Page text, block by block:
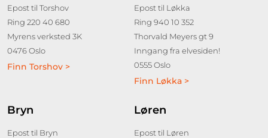
Epost til Torshov
Ring 220 40 680
Myrens verksted 3K
0476 Oslo
Finn Torshov >
Epost til Løkka
Ring 940 10 352
Thorvald Meyers gt 9
Inngang fra elvesiden!
0555 Oslo
Finn Løkka >
Bryn
Epost til Bryn
Løren
Epost til Løren